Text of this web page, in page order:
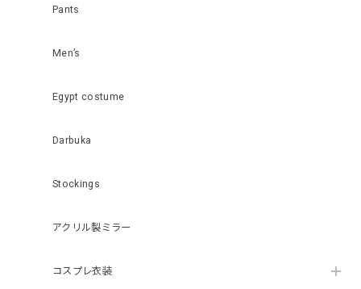
Pants
Men’s
Egypt costume
Darbuka
Stockings
アクリル製ミラー
コスプレ衣装